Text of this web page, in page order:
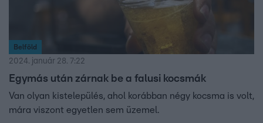
Belföld
2024. január 28. 7:22
Egymás után zárnak be a falusi kocsmák
Van olyan kistelepülés, ahol korábban négy kocsma is volt,
mára viszont egyetlen sem üzemel.